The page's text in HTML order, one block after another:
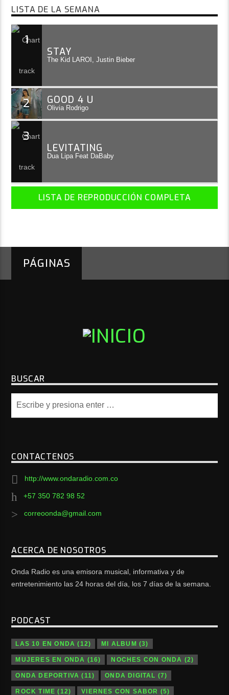
LISTA DE LA SEMANA
1
STAY
The Kid LAROI, Justin Bieber
2 GOOD 4 U
Olivia Rodrigo
3
LEVITATING
Dua Lipa Feat DaBaby
LISTA DE REPRODUCCIÓN COMPLETA
PÁGINAS
BUSCAR
CONTACTENOS
http://www.ondaradio.com.co
+57 350 782 98 52
correoonda@gmail.com
ACERCA DE NOSOTROS
Onda Radio es una emisora musical, informativa y de
entretenimiento las 24 horas del día, los 7 días de la semana.
PODCAST
LAS 10 EN ONDA (12) MI ALBUM (3)
MUJERES EN ONDA (16) NOCHES CON ONDA (2)
ONDA DEPORTIVA (11) ONDA DIGITAL (7)
ROCK TIME (12) VIERNES CON SABOR (5)